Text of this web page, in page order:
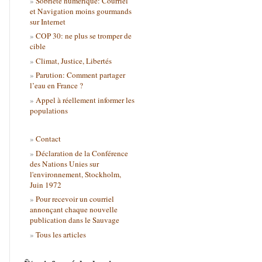
et Navigation moins gourmands
sur Internet
COP 30: ne plus se tromper de
cible
Climat, Justice, Libertés
Parution: Comment partager
l’eau en France ?
Appel à réellement informer les
populations
Contact
Déclaration de la Conférence
des Nations Unies sur
l'environnement, Stockholm,
Juin 1972
Pour recevoir un courriel
annonçant chaque nouvelle
publication dans le Sauvage
Tous les articles